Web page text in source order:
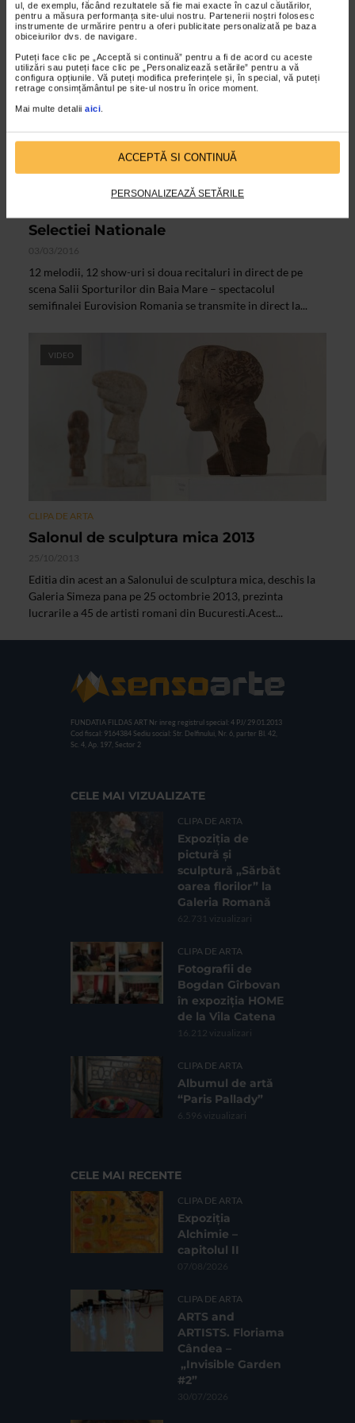
ul, de exemplu, făcând rezultatele să fie mai exacte în cazul căutărilor,
pentru a măsura performanța site-ului nostru. Partenerii noștri folosesc
instrumente de urmărire pentru a oferi publicitate personalizată pe baza
obiceiurilor dvs. de navigare.
Puteți face clic pe „Acceptă si continuă” pentru a fi de acord cu aceste
utilizări sau puteți face clic pe „Personalizează setările” pentru a vă
configura opțiunile. Vă puteți modifica preferințele și, în special, vă puteți
retrage consimțământul pe site-ul nostru în orice moment.
Mai multe detalii aici.
ACCEPTĂ SI CONTINUĂ
PERSONALIZEAZĂ SETĂRILE
Selectiei Nationale
03/03/2016
12 melodii, 12 show-uri si doua recitaluri in direct de pe
scena Salii Sporturilor din Baia Mare – spectacolul
semifinalei Eurovision Romania se transmite in direct la...
VIDEO
CLIPA DE ARTA
Salonul de sculptura mica 2013
25/10/2013
Editia din acest an a Salonului de sculptura mica, deschis la
Galeria Simeza pana pe 25 octombrie 2013, prezinta
lucrarile a 45 de artisti romani din Bucuresti.Acest...
FUNDATIA FILDAS ART Nr inreg registrul special: 4 PJ/ 29.01.2013
Cod fiscal: 9164384 Sediu social: Str. Delfinului, Nr. 6, parter Bl. 42,
Sc. 4, Ap. 197, Sector 2
CELE MAI VIZUALIZATE
CLIPA DE ARTA
Expoziția de
pictură și
sculptură „Sărbăt
oarea florilor” la
Galeria Romană
62.731 vizualizari
CLIPA DE ARTA
Fotografii de
Bogdan Gîrbovan
în expoziția HOME
de la Vila Catena
16.212 vizualizari
CLIPA DE ARTA
Albumul de artă
“Paris Pallady”
6.596 vizualizari
CELE MAI RECENTE
CLIPA DE ARTA
Expoziția
Alchimie –
capitolul II
07/08/2026
CLIPA DE ARTA
ARTS and
ARTISTS. Floriama
Cândea –
„Invisible Garden
#2”
30/07/2026